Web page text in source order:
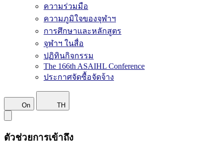
ความร่วมมือ
ความภูมิใจของจุฬาฯ
การศึกษาและหลักสูตร
จุฬาฯ ในสื่อ
ปฏิทินกิจกรรม
The 166th ASAIHL Conference
ประกาศจัดซื้อจัดจ้าง
On TH
ตัวช่วยการเข้าถึง